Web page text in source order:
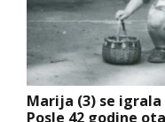
Marija (3) se
Posle 42 godine